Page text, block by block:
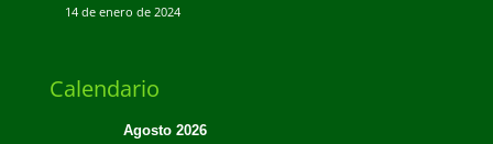
14 de enero de 2024
Calendario
Agosto 2026